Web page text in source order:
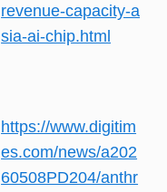
revenue-capacity-a
sia-ai-chip.html
https://www.digitim
es.com/news/a202
60508PD204/anthr